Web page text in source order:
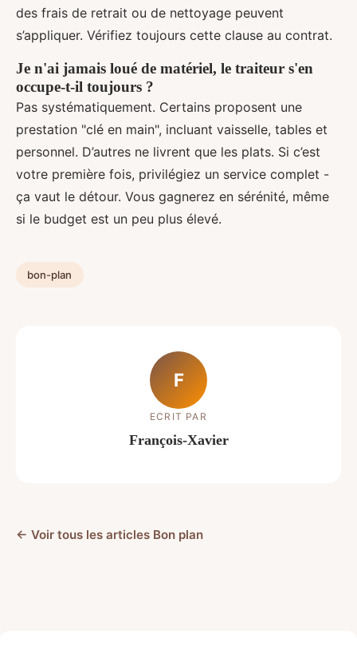
des frais de retrait ou de nettoyage peuvent
s’appliquer. Vérifiez toujours cette clause au contrat.
Je n'ai jamais loué de matériel, le traiteur s'en
occupe-t-il toujours ?
Pas systématiquement. Certains proposent une
prestation "clé en main", incluant vaisselle, tables et
personnel. D’autres ne livrent que les plats. Si c’est
votre première fois, privilégiez un service complet -
ça vaut le détour. Vous gagnerez en sérénité, même
si le budget est un peu plus élevé.
bon-plan
F
ECRIT PAR
François-Xavier
← Voir tous les articles Bon plan